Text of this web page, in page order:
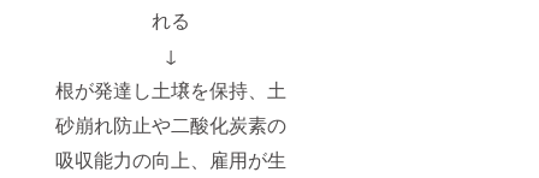
れる
↓
根が発達し土壌を保持、土
砂崩れ防止や二酸化炭素の
吸収能力の向上、雇用が生